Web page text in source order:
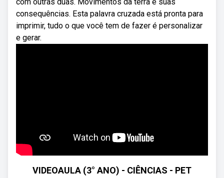
consequências. Esta palavra cruzada está pronta para
imprimir, tudo o que você tem de fazer é personalizar
e gerar.
VIDEOAULA (3° ANO) - CIÊNCIAS - PET